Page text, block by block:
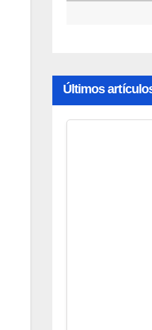
Últimos